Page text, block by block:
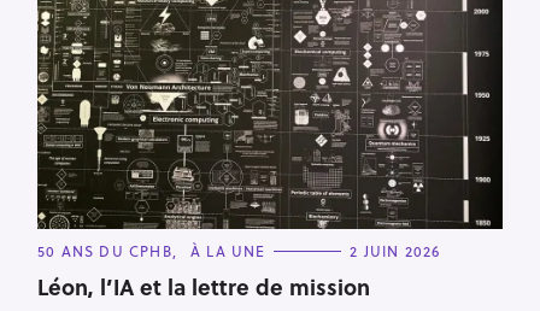
C
T
E
50 ANS DU CPHB À LA UNE 2 JUIN 2026
Léon, l’IA et la lettre de mission